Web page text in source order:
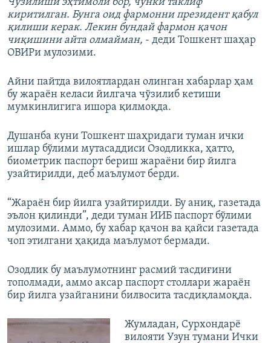
Чўзилиши эҳтимоли бор, чунки таклиф
киритилган. Бунга оид фармонни президент қабул
қилиши керак. Лекин бундай фармон қачон
чиқишини айта олмайман, - деди Тошкент шаҳар
ОВИРи мулозими.
Айни пайтда вилоятлардан олинган хабарлар ҳам
бу жараён келаси йилгача чўзилиб кетиши
мумкинлигига ишора қилмоқда.
Душанба куни Тошкент шаҳридаги туман ички
ишлар бўлими мутасаддиси Озодликка, ҳатто,
биометрик паспорт бериш жараёни бир йилга
узайтирилди, деб маълумот берди.
“Жараён бир йилга узайтирилди. Бу аниқ, газетада
эълон қилинди”, деди туман ИИБ паспорт бўлими
мулозими. Аммо, бу хабар қачон ва қайси газетада
чоп этилгани ҳақида маълумот бермади.
Озодлик бу маълумотнинг расмий тасдиғини
тополмади, аммо аксар паспорт столлари жараён
бир йилга узайганини билвосита тасдиқламоқда.
Жумладан, Сурхондарё
вилояти Узун тумани Ички